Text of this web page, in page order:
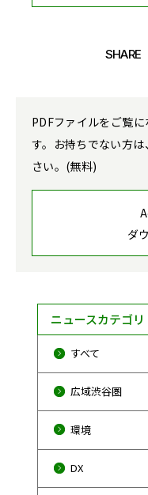
ニュースカテゴリ
すべて
広域渋谷圏
環境
DX
SHARE
PDFファイルをご覧
す。お持ちでない方
さい。(無料)
ダ